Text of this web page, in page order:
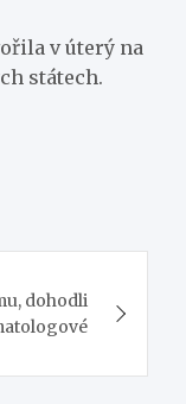
v úterý na
státech.
dohodli